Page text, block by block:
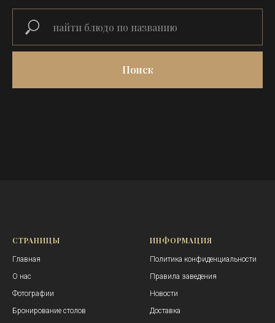
Поиск
СТРАНИЦЫ
Главная
О нас
Фотографии
Бронирование столов
ИНФОРМАЦИЯ
Политика конфиденциальности
Правила заведения
Новости
Доставка